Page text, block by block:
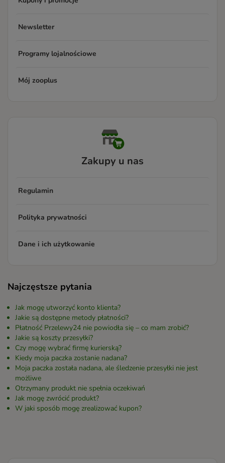
Newsletter
Programy lojalnościowe
Mój zooplus
Zakupy u nas
Regulamin
Polityka prywatności
Dane i ich użytkowanie
Najczęstsze pytania
Jak mogę utworzyć konto klienta?
Jakie są dostępne metody płatności?
Płatność Przelewy24 nie powiodła się – co mam zrobić?
Jakie są koszty przesyłki?
Czy mogę wybrać firmę kurierską?
Kiedy moja paczka zostanie nadana?
Moja paczka została nadana, ale śledzenie przesyłki nie jest
możliwe
Otrzymany produkt nie spełnia oczekiwań
Jak mogę zwrócić produkt?
W jaki sposób mogę zrealizować kupon?